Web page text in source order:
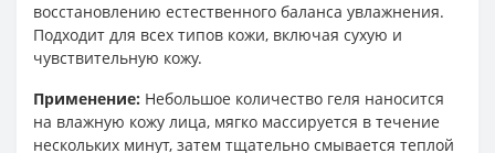
восстановлению естественного баланса увлажнения.
Подходит для всех типов кожи, включая сухую и
чувствительную кожу.
Применение: Небольшое количество геля наносится
на влажную кожу лица, мягко массируется в течение
нескольких минут, затем тщательно смывается теплой